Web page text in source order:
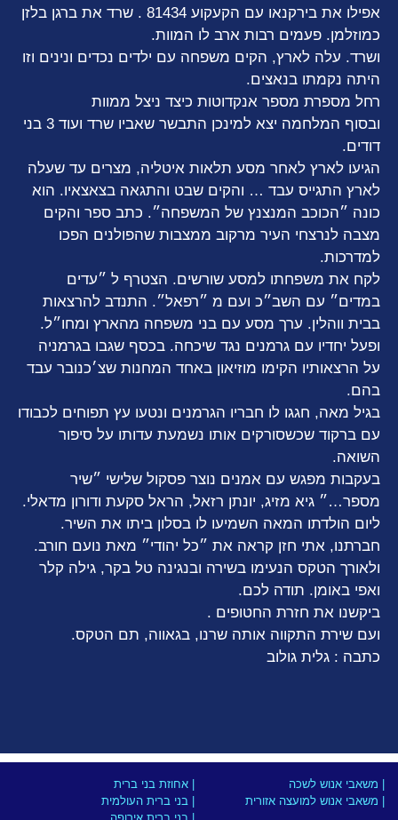
אפילו את בירקנאו עם הקעקוע 81434 . שרד את ברגן בלזן
כמוזלמן. פעמים רבות ארב לו המוות.
ושרד. עלה לארץ, הקים משפחה עם ילדים נכדים ונינים וזו
היתה נקמתו בנאצים.
רחל מספרת מספר אנקדוטות כיצד ניצל ממוות
ובסוף המלחמה יצא למינכן התבשר שאביו שרד ועוד 3 בני
דודים.
הגיעו לארץ לאחר מסע תלאות איטליה, מצרים עד שעלה
לארץ התגייס עבד … והקים שבט והתגאה בצאצאיו. הוא
כונה ״הכוכב המנצנץ של המשפחה״. כתב ספר והקים
מצבה לנרצחי העיר מרקוב ממצבות שהפולנים הפכו
למדרכות.
לקח את משפחתו למסע שורשים. הצטרף ל ״עדים
במדים״ עם השב״כ ועם מ ״רפאל״. התנדב להרצאות
בבית ווהלין. ערך מסע עם בני משפחה מהארץ ומחו״ל.
ופעל יחדיו עם גרמנים נגד שיכחה. בכסף שגבו בגרמניה
על הרצאותיו הקימו מוזיאון באחד המחנות שצ׳כנובר עבד
בהם.
בגיל מאה, חגגו לו חבריו הגרמנים ונטעו עץ תפוחים לכבודו
עם ברקוד שכשסורקים אותו נשמעת עדותו על סיפור
השואה.
בעקבות מפגש עם אמנים נוצר פסקול שלישי ״שיר
מספר…״ גיא מזיג, יונתן רזאל, הראל סקעת ודורון מדאלי.
ליום הולדתו המאה השמיעו לו בסלון ביתו את השיר.
חברתנו, אתי חזן קראה את ״כל יהודי״ מאת נועם חורב.
ולאורך הטקס הנעימו בשירה ובנגינה טל בקר, גילה קלר
ואפי באומן. תודה לכם.
ביקשנו את חזרת החטופים .
ועם שירת התקווה אותה שרנו, בגאווה, תם הטקס.
כתבה : גלית גולוב
| משאבי אנוש לשכה
| משאבי אנוש למועצה אזורית
| אחוזת בני ברית
| בני ברית העולמית